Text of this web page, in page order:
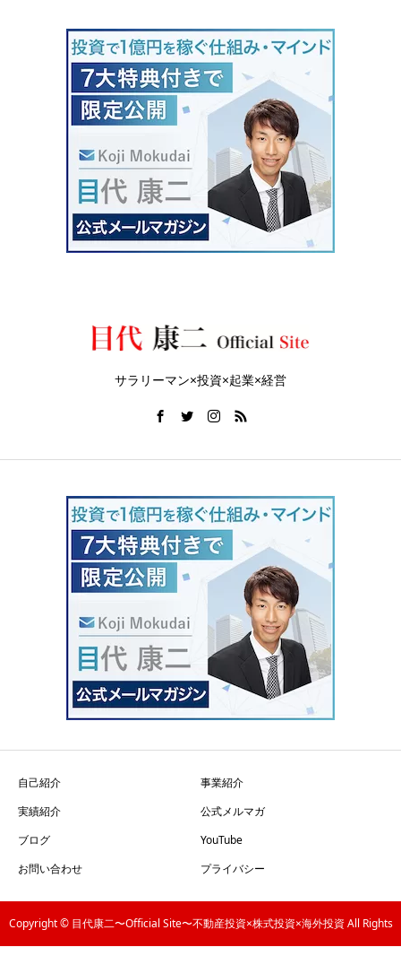
サラリーマン×投資×起業×経営
自己紹介
事業紹介
実績紹介
公式メルマガ
ブログ
YouTube
お問い合わせ
プライバシー
Copyright © 目代康二〜Official Site〜不動産投資×株式投資×海外投資 All Rights